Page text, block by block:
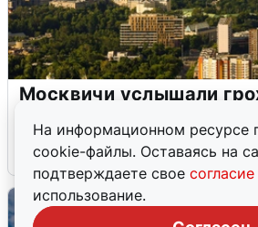
На информационном ресурсе
cookie-файлы. Оставаясь на
подтверждаете свое согласие
использование.
Москвичи услышали
7 августа 0